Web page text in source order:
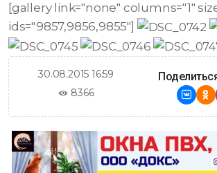
[gallery link="none" columns="1"
ids="9857,9856,9855"]
30.08.2015 16:59
8366